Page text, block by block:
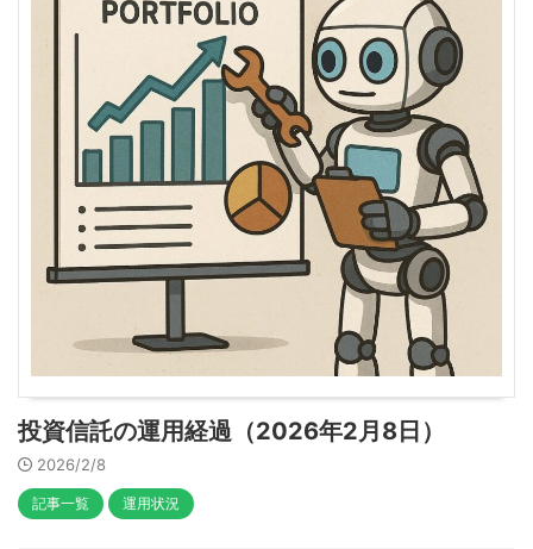
投資信託の運用経過（2026年2月8日）
2026/2/8
記事一覧 運用状況